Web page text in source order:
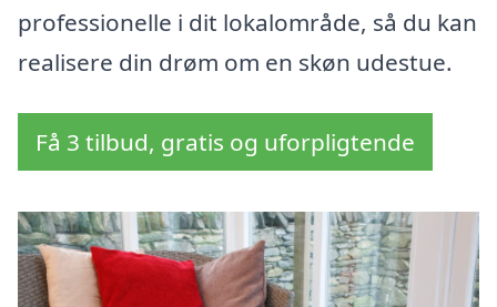
professionelle i dit lokalområde, så du kan
realisere din drøm om en skøn udestue.
Få 3 tilbud, gratis og uforpligtende